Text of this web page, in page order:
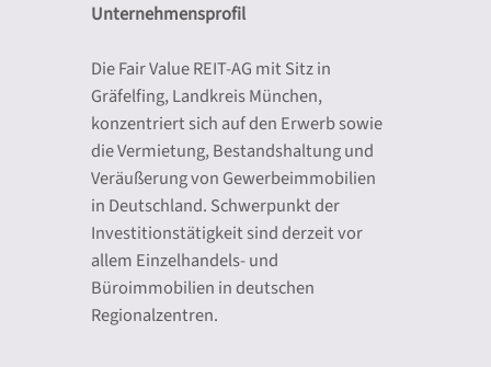
Unternehmensprofil
Die Fair Value REIT-AG mit Sitz in
Gräfelfing, Landkreis München,
konzentriert sich auf den Erwerb sowie
die Vermietung, Bestandshaltung und
Veräußerung von Gewerbeimmobilien
in Deutschland. Schwerpunkt der
Investitionstätigkeit sind derzeit vor
allem Einzelhandels- und
Büroimmobilien in deutschen
Regionalzentren.